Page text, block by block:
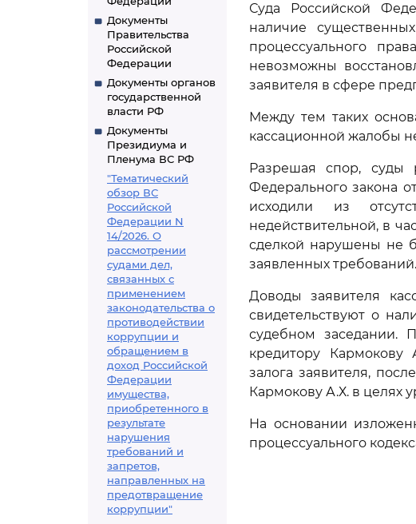
Документы
Правительства
Российской
Федерации
Документы органов
государственной
власти РФ
Документы
Президиума и
Пленума ВС РФ
"Тематический
обзор ВС
Российской
Федерации N
14/2026. О
рассмотрении
судами дел,
связанных с
применением
законодательства о
противодействии
коррупции и
обращением в
доход Российской
Федерации
имущества,
приобретенного в
результате
нарушения
требований и
запретов,
направленных на
предотвращение
коррупции"
Суда Российской
наличие
процессуального
невозможны
заявителя в сфере
Между тем таких
кассационной жалобы
Разрешая спор, суды
Федерального закона
исходили из
недействительной, в
сделкой нарушены не
заявленных требований.
Доводы заявителя
свидетельствуют о
судебном заседании.
кредитору
залога заявителя,
Кармокову А.Х. в целях
На основании
процессуального